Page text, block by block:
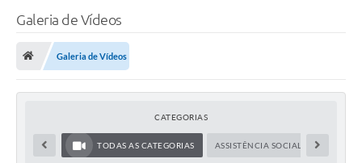
Galeria de Vídeos
Galeria de Vídeos
CATEGORIAS
TODAS AS CATEGORIAS ASSISTÊNCIA SOCIAL